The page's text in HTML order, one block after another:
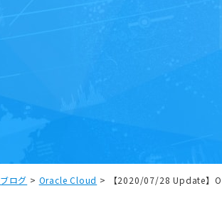
ブログ > Oracle Cloud > 【2020/07/28 Update】